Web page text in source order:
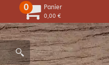
0 Panier
0,00 €